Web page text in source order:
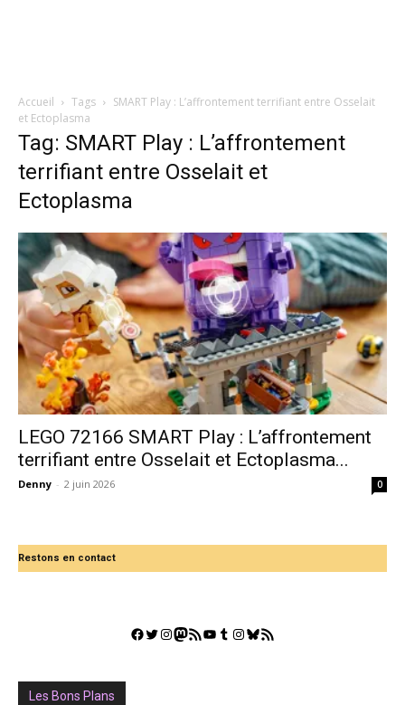
Accueil Tags
SMART Play : L’affrontement terrifiant entre Osselait
et Ectoplasma
Tag: SMART Play : L’affrontement
terrifiant entre Osselait et
Ectoplasma
LEGO 72166 SMART Play : L’affrontement
terrifiant entre Osselait et Ectoplasma...
Denny - 2 juin 2026 0
Restons en contact
Facebook
Twitter
Instagram
Mastodon
Flux RSSYouTube
Tumblr
Instagram
Bluesky
GestGame
Les Bons Plans